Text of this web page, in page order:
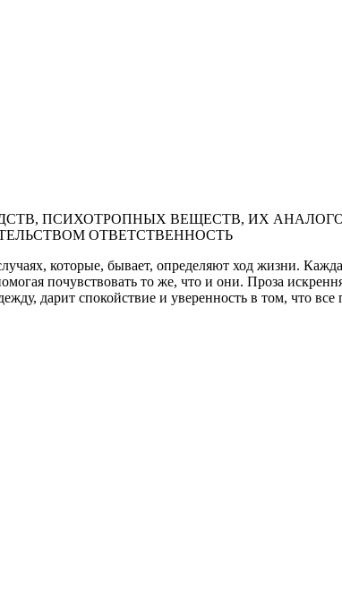
ПСИХОТРОПНЫХ ВЕЩЕСТВ, ИХ
ОТВЕТСТВЕННОСТЬ
которые, бывает, определяют ход жизни.
почувствовать то же, что и они. Проза
дарит спокойствие и уверенность в том, что